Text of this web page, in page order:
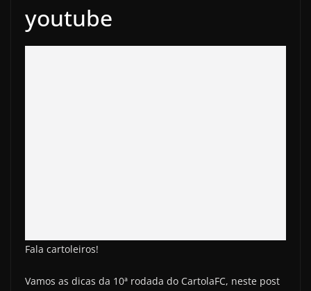
youtube
Fala cartoleiros!
Vamos as dicas da 10ª rodada do CartolaFC, neste post